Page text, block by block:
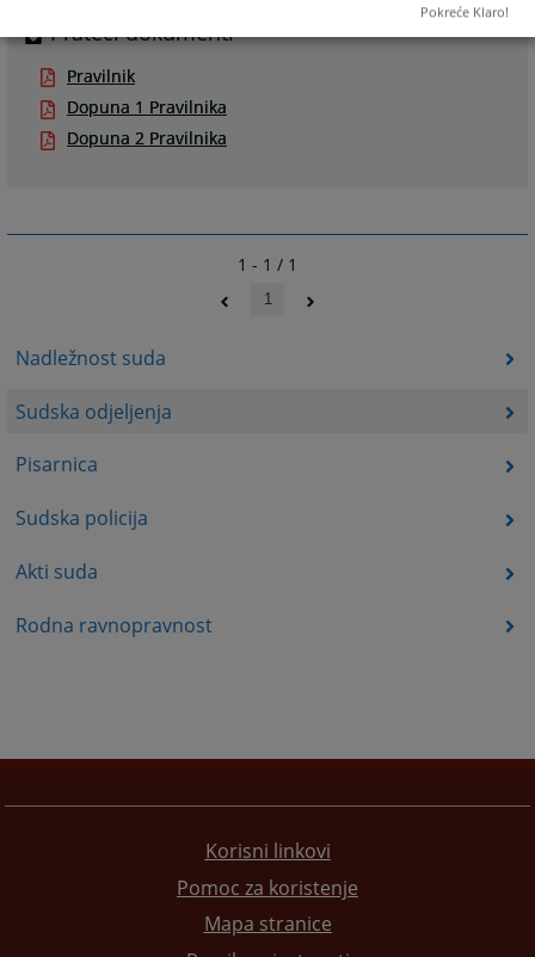
Nadležnost suda
Sudska odjeljenja
Pisarnica
Sudska policija
Akti suda
Rodna ravnopravnost
Prateći dokumenti
Pravilnik
Dopuna 1 Pravilnika
Dopuna 2 Pravilnika
1 - 1 / 1
1
Korisni linkovi
Pomoc za koristenje
Mapa stranice
Pokreće Klaro!